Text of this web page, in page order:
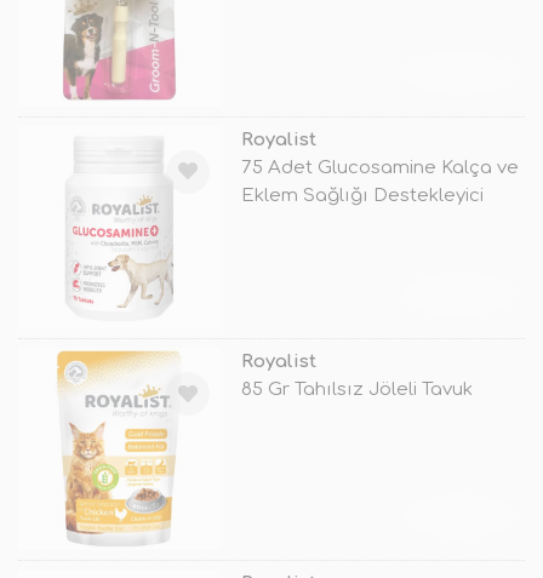
Royalist
75 Adet Glucosamine Kalça ve
Eklem Sağlığı Destekleyici
Royalist
85 Gr Tahılsız Jöleli Tavuk